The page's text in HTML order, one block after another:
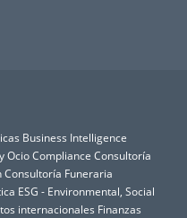
Business Intelligence
OcioCompliance Consultoría
Consultoría Funeraria
ESG - Environmental, Social
internacionales Finanzas